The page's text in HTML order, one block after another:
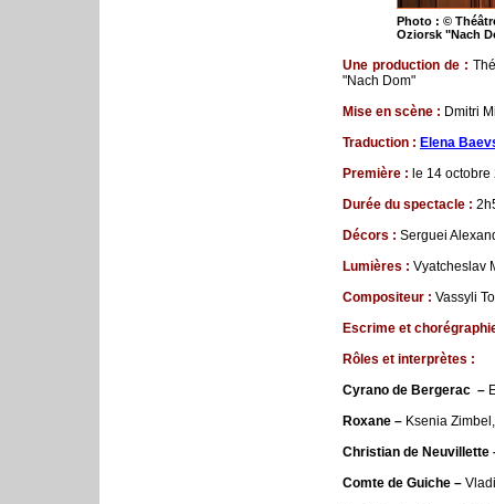
Photo : ©
Oziorsk "Nach
Une production de :
"Nach Dom"
Mise en scène : Dmitri
Traduction : Elena
Première : le 14 octobre
Durée du spectacle :
Décors : Serguei
Lumières : Vyatcheslav
Compositeur : Vassyli
Escrime et
Rô les et interprètes :
Cyrano de Bergerac –
Roxane – Ksenia
Christian de Neuvillette
Comte de Guiche –